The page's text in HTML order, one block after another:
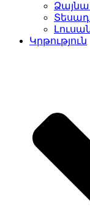
Կրթություն